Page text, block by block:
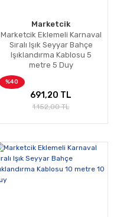
Marketcik
Marketcik Eklemeli Karnaval
Sıralı Işık Seyyar Bahçe
Işıklandırma Kablosu 5
metre 5 Duy
%40
691,20 TL
1.152,00 TL